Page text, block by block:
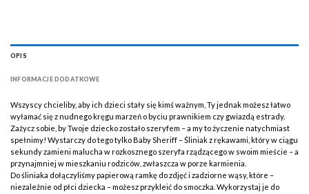
OPIS
INFORMACJE DODATKOWE
Wszyscy chcieliby, aby ich dzieci stały się kimś ważnym, Ty jednak możesz łatwo
wyłamać się z nudnego kręgu marzeń o byciu prawnikiem czy gwiazdą estrady.
Zażycz sobie, by Twoje dziecko zostało szeryfem – a my to życzenie natychmiast
spełnimy! Wystarczy do tego tylko Baby Sheriff – Śliniak z rękawami, który w ciągu
sekundy zamieni malucha w rozkosznego szeryfa rządzącego w swoim mieście – a
przynajmniej w mieszkaniu rodziców, zwłaszcza w porze karmienia.
Do śliniaka dołączyliśmy papierową ramkę do zdjęć i zadziorne wąsy, które –
niezależnie od płci dziecka – możesz przykleić do smoczka. Wykorzystaj je do